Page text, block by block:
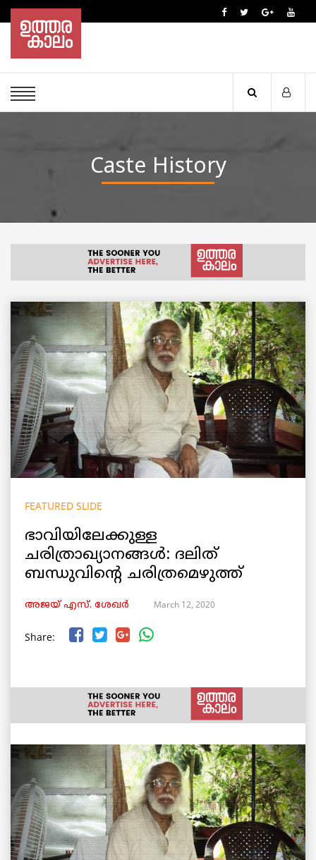
Caste History
FEATURED SLIDE
ഭാവിയിലേക്കുള്ള
ചരിത്രാഖ്യാനങ്ങൾ: ദലിത്
ബന്ധുവിന്‍റെ ചരിത്രമെഴുത്ത്
അജയ് എസ്. ശേഖര്‍ March 12, 2020
Share: